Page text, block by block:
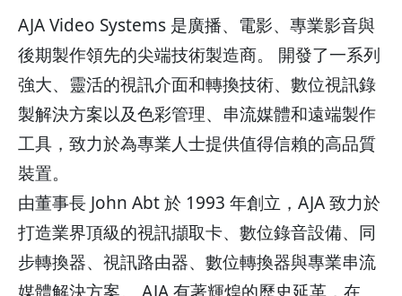
AJA Video Systems 是廣播、電影、專業影音與
後期製作領先的尖端技術製造商。 開發了一系列
強大、靈活的視訊介面和轉換技術、數位視訊錄
製解決方案以及色彩管理、串流媒體和遠端製作
工具，致力於為專業人士提供值得信賴的高品質
裝置。
由董事長 John Abt 於 1993 年創立，AJA 致力於
打造業界頂級的視訊擷取卡、數位錄音設備、同
步轉換器、視訊路由器、數位轉換器與專業串流